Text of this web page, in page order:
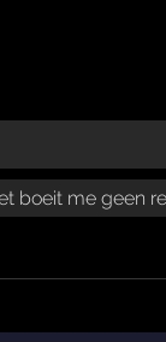
boeit me geen